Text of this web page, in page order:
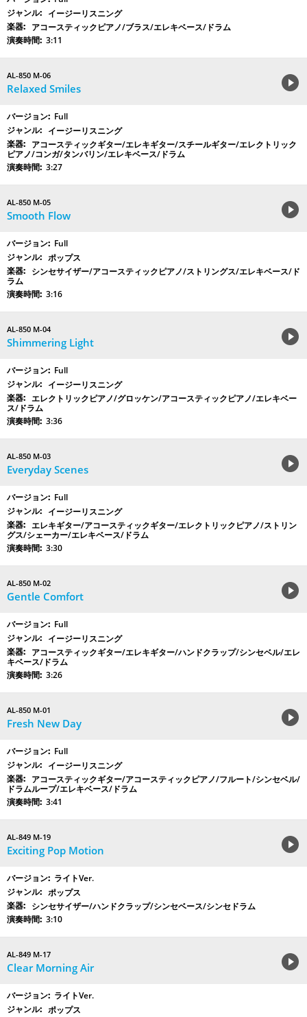
イージーリスニング
アコースティックピアノ/ブラス/エレキベース/ドラム
3:11
AL-850 M-06
Relaxed Smiles
Full
イージーリスニング
アコースティックギター/エレキギター/スチールギター/エレクトリック
ピアノ/コンガ/タンバリン/エレキベース/ドラム
3:27
AL-850 M-05
Smooth Flow
Full
ポップス
シンセサイザー/アコースティックピアノ/ストリングス/エレキベース/ド
ラム
3:16
AL-850 M-04
Shimmering Light
Full
イージーリスニング
エレクトリックピアノ/グロッケン/アコースティックピアノ/エレキベー
ス/ドラム
3:36
AL-850 M-03
Everyday Scenes
Full
イージーリスニング
エレキギター/アコースティックギター/エレクトリックピアノ/ストリン
グス/シェーカー/エレキベース/ドラム
3:30
AL-850 M-02
Gentle Comfort
Full
イージーリスニング
アコースティックギター/エレキギター/ハンドクラップ/シンセベル/エレ
キベース/ドラム
3:26
AL-850 M-01
Fresh New Day
Full
イージーリスニング
アコースティックギター/アコースティックピアノ/フルート/シンセベル/
ドラムループ/エレキベース/ドラム
3:41
AL-849 M-19
Exciting Pop Motion
ライトVer.
ポップス
シンセサイザー/ハンドクラップ/シンセベース/シンセドラム
3:10
AL-849 M-17
Clear Morning Air
ライトVer.
ポップス